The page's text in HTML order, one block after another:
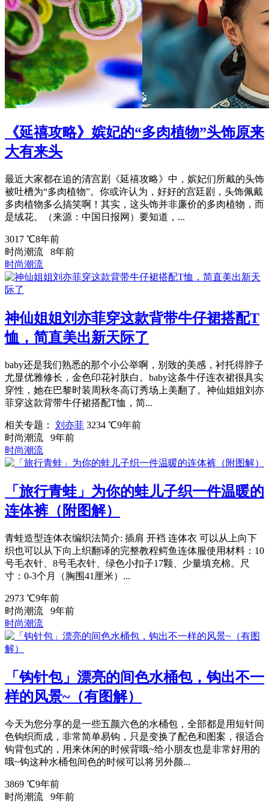
《延禧攻略》嫔妃的“多肉植物”头饰原来
大有来头
最近大家都在追的清宫剧《延禧攻略》中，嫔妃们所戴的头饰
被吐槽为“多肉植物”。你或许认为，好好的宫廷剧，头饰佩戴
多肉植物多么搞笑啊！其实，这头饰并非廉价的多肉植物，而
是绒花。（来源：中国日报网）要知道，...
3017 ℃8年前
时尚潮流
8年前
时尚潮流
神仙姐姐刘亦菲穿这款背带牛仔裙搭配T
恤，简直美出新天际了
baby还是我们熟悉的那个小公举啊，别致的美感，衬托得脖子
尤显优雅修长，金色印花衬肤白。baby这条牛仔连衣裙很具实
穿性，她在巴黎时装周秋冬高订秀场上美翻了。神仙姐姐刘亦
菲穿这款背带牛仔裙搭配T恤，简...
相关专题： 刘亦菲 3234 ℃9年前
时尚潮流
9年前
时尚潮流
「旅行青蛙」为你的蛙儿子织一件温暖的
连体裤（附图解）
青蛙造型连体衣编织法简介: 插肩 开裆 连体衣 可以从上向下
织也可以从下向上织翻译的完整教程鳄鱼连体服使用材料：10
号毛衣针、8号毛衣针、绿色小扣子17颗、少量填充棉。尺
寸：0-3个月（胸围41厘米）...
2973 ℃9年前
时尚潮流
9年前
时尚潮流
「钩针包」漂亮的间色水桶包，钩出不一
样的风景~（有图解）
今天为您分享的是一些五颜六色的水桶包，全部都是用短针间
色钩织而成，非常简单易钩，只是变换了配色和图案，很适合
钩背包式的，用来休闲的时候背哦~给小朋友也是非常好用的
哦~钩这种水桶包间色的时候可以将另外颜...
3869 ℃9年前
时尚潮流
9年前